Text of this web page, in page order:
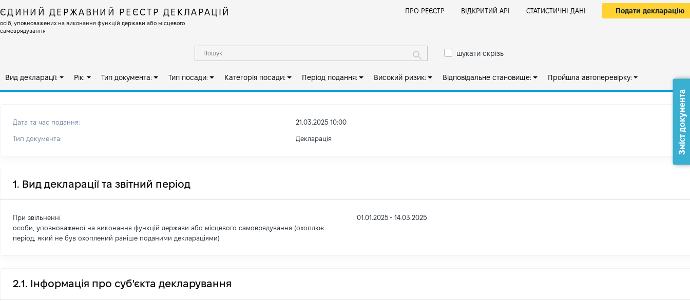
ЄДИНИЙ ДЕРЖАВНИЙ РЕЄСТР ДЕКЛАРАЦІЙ
осіб, уповноважених на виконання функцій держави або місцевого
самоврядування
ПРО РЕЄСТР ВІДКРИТИЙ АРІ СТАТИСТИЧНІ ДАНІ Подати декларацію
шукати скрізь
Вид декларації: Рік: Тип документа: Тип посади: Категорія посади: Період подання: Високий ризик: Відповідальне становище: Пройшла автоперевірку:
Дата та час подання: 21.03.2025 10:00
Тип документа: Декларація
1. Вид декларації та звітний період
При звільненні
особи, уповноваженої на виконання функцій держави або місцевого самоврядування (охоплює
період, який не був охоплений раніше поданими деклараціями)
01.01.2025 - 14.03.2025
2.1. Інформація про суб'єкта декларування
Зміст документа